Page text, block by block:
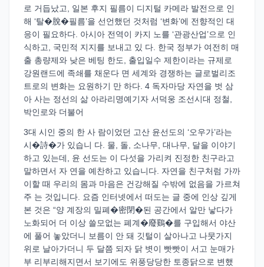
로 거듭났고, 일본 후지 필름이 디지털 카메라 발전으로 인
해 ‘탈�脫�필름’을 선언했던 것처럼 ‘변화’에 전향적인 대
응이 필요하다. 아시아 전역이 카지 노를 ‘관광산업’으로 인
식하고, 국민적 지지를 보내고 있 다. 한국 정부가 여전히 매
출 총량제와 낮은 베팅 한도, 출입일수 제한이라는 규제로
강원랜드에 족쇄를 채운다 면 세계와 경쟁하는 글로벌리조
트로의 변화는 요원하기 만 하다. 4 독자마당 자연을 벗 삼
아 사는 정선의 삶 아라리명예기자 서덕웅 조선시대 정철,
박인로와 더불어
3대 시인 중의 한 사 람이었던 고산 윤선도의 ‘오우가’라는
시�詩�가 있습니 다. 물, 돌, 소나무, 대나무, 달을 이야기
하고 있는데, 윤 선도는 이 다섯을 가리켜 진정한 친구라고
말하면서 자 연을 예찬하고 있습니다. 자연을 친구처럼 가까
이할 때 우리의 몸과 마음은 건강해질 수밖에 없음을 가르쳐
주 는 것입니다. 요즘 인터넷에서 떠도는 글 중에 인상 깊게
본 것은 “양 계장의 밀폐�密閉�된 공간에서 알만 낳다가
노화되어 더 이상 쓸모없는 폐계�廢鷄�를 구입해서 야산
에 풀어 놓았더니 보름이 안 돼 깃털이 살아나고 나뭇가지
위로 날아가더니 두 달쯤 되자 닭 볏이 빳빳이 서고 눈매가
부 리부리해지면서 보기에도 위풍당당한 토종닭으로 변했